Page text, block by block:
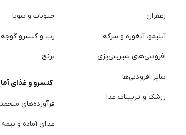
زعفران
آبلیمو، آبغوره و سرکه
افزودنی‌های شیرینی‌پزی
سایر افزودنی‌ها
زرشک و تزیینات غذا
حبوبات و سویا
رب و کنسرو گوجه
برنج
کنسرو و غذای
فرآورده‌های منجمد
غذای آماده و نیمه